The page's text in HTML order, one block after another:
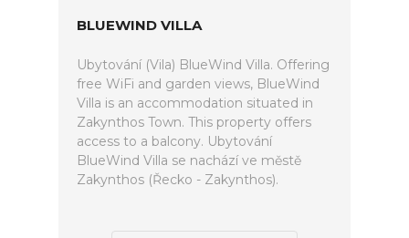
BLUEWIND VILLA
Ubytování (Vila) BlueWind Villa. Offering
free WiFi and garden views, BlueWind
Villa is an accommodation situated in
Zakynthos Town. This property offers
access to a balcony. Ubytování
BlueWind Villa se nachází ve městě
Zakynthos (Řecko - Zakynthos).